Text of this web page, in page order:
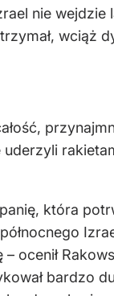
nie
wciąż
która
– ocenił